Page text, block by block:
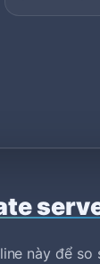
này để